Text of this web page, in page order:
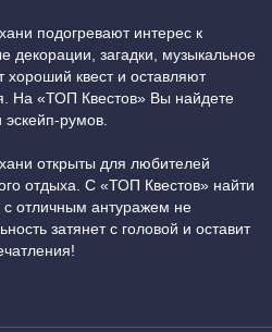
подогревают интерес к
декорации, загадки, музыкальное
квест и оставляют
На «ТОП Квестов» Вы найдете
румов.
открыты для любителей
отдыха. С «ТОП Квестов» найти
с отличным антуражем не
затянет с головой и оставит